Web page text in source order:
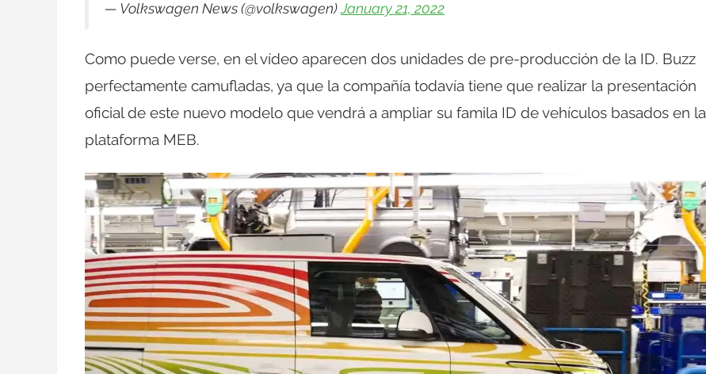
— Volkswagen News (@volkswagen)January 21, 2022
Como puede verse, en el vídeo aparecen dos unidades de pre-producción de la ID. Buzz
perfectamente camufladas, ya que la compañía todavía tiene que realizar la presentación
oficial de este nuevo modelo que vendrá a ampliar su famila ID de vehículos basados en la
plataforma MEB.